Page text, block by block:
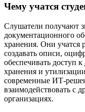
Чему учатся
Слушатели получают
документационного
хранения. Они учатся
создавать описи,
обеспечивать доступ
хранения и
современные ИТ-
взаимодействовать с
организациях.